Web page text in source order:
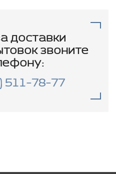
доставки
звоните
511-78-77